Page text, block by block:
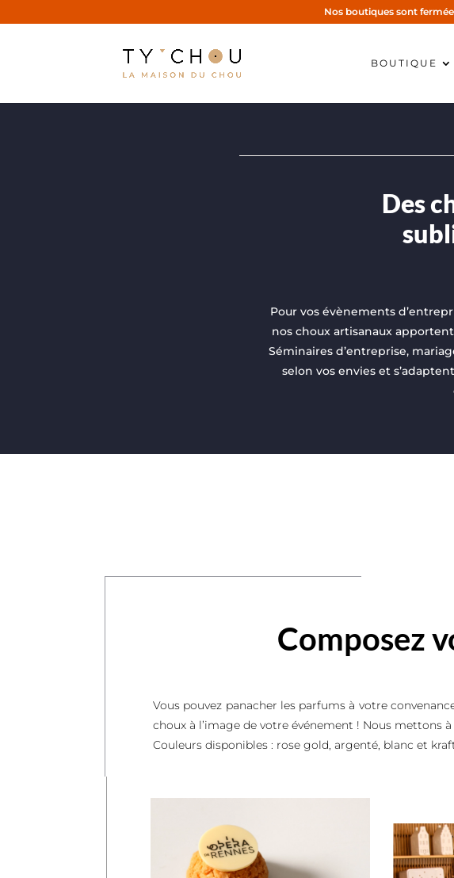
Nos boutiques sont
BOUTIQUE
Des
Pour vos évènements
nos choux artisanaux
Séminaires d’entreprise,
selon vos envies et
Composez
Vous pouvez panacher les parfums à votre
choux à l’image de votre événement ! Nous mettons
Couleurs disponibles : rose gold, argenté, blanc et